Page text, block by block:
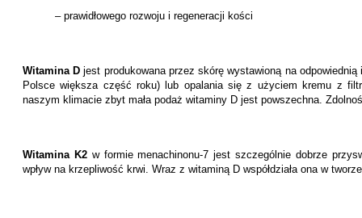
– prawidłowego rozwoju i regeneracji kości
Witamina Djest produkowana przez skórę wystawioną na
Polsce większa część roku) lub opalania się z użyciem kremu z
naszym klimacie zbyt mała podaż witaminy D jest powszechna.
Witamina K2w formie menachinonu-7 jest szczególnie dobrze
wpływ na krzepliwość krwi. Wraz z witaminą D współdziała ona w